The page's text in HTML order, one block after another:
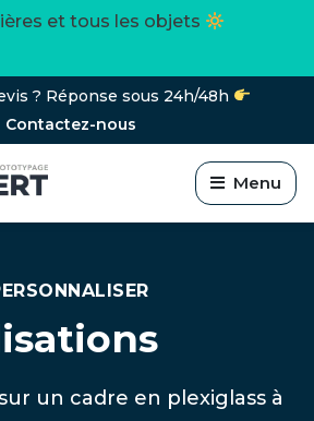
et tous les objets
? Réponse sous 24h/48h
Contactez-nous
Menu
un cadre en plexiglass à